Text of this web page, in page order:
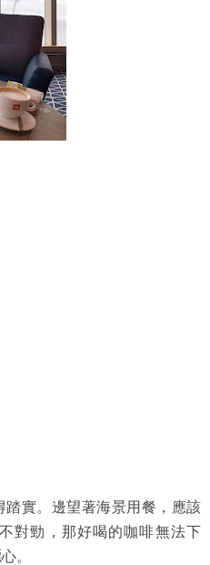
踏實。邊望著海景用餐，應該
對勁，那好喝的咖啡無法下
。